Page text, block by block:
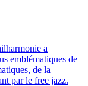
a
emblématiques de
de la
par le free jazz.